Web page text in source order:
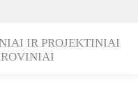
IR PROJEKTINIAI